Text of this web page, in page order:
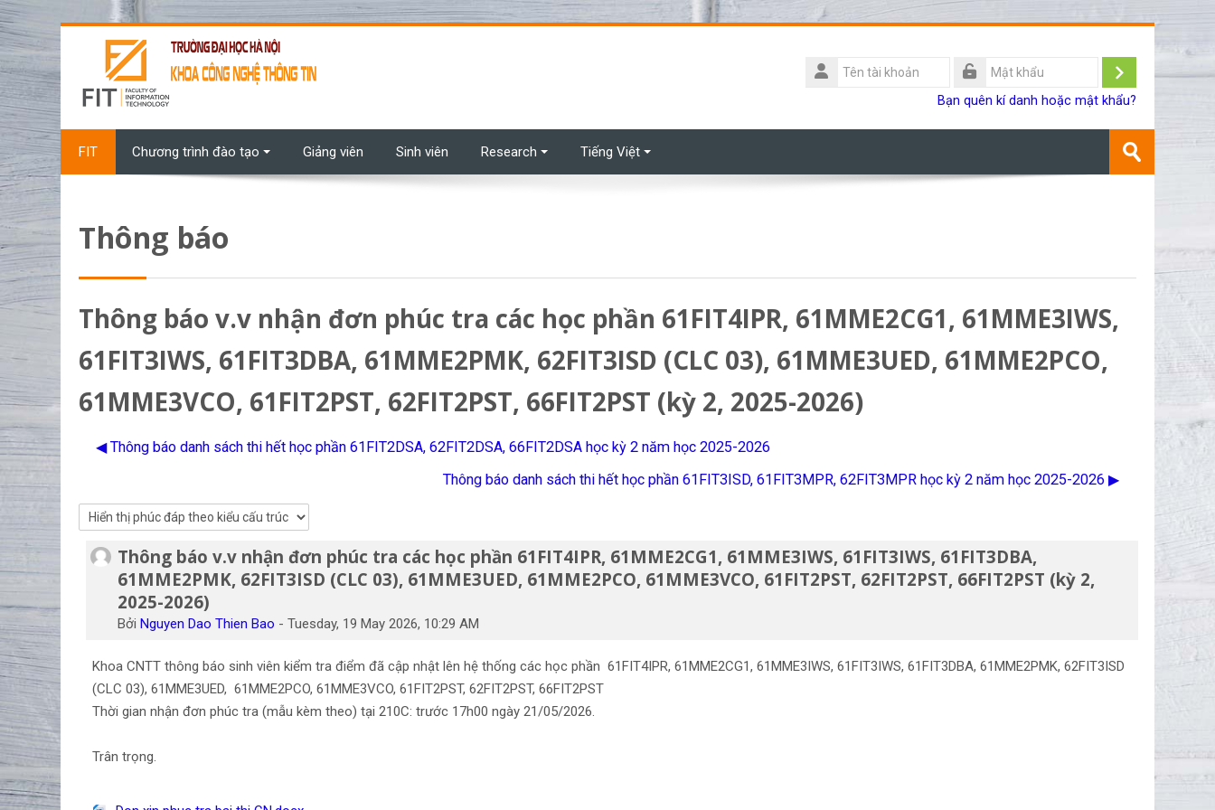
Chuyển tới nội dung chính
Tên
tài
Đăng
Bạn quên kí danh hoặc mật khẩu?
FIT Chương trình đào tạo Giảng viên Sinh viên Research Tiếng Việt
khoá
Gửi
Thông báo
Thông báo v.v nhận đơn phúc tra các học phần 61FIT4IPR, 61MME2CG1, 61MME3IWS,
61FIT3IWS, 61FIT3DBA, 61MME2PMK, 62FIT3ISD (CLC 03), 61MME3UED, 61MME2PCO,
61MME3VCO, 61FIT2PST, 62FIT2PST, 66FIT2PST (kỳ 2, 2025-2026)
◀︎ Thông báo danh sách thi hết học phần 61FIT2DSA, 62FIT2DSA, 66FIT2DSA học kỳ 2 năm học 2025-2026
Thông báo danh sách thi hết học phần 61FIT3ISD, 61FIT3MPR, 62FIT3MPR học kỳ 2 năm học 2025-2026 ▶︎
Thông báo v.v nhận đơn phúc tra các học phần 61FIT4IPR, 61MME2CG1, 61MME3IWS, 61FIT3IWS, 61FIT3DBA,
61MME2PMK, 62FIT3ISD (CLC 03), 61MME3UED, 61MME2PCO, 61MME3VCO, 61FIT2PST, 62FIT2PST, 66FIT2PST (kỳ 2,
2025-2026)
BởiNguyen Dao Thien Bao -Tuesday, 19 May 2026, 10:29 AM
Số lượng các câu trả lời: 0
Khoa CNTT thông báo sinh viên kiểm tra điểm đã cập nhật lên hệ thống các học phần 61FIT4IPR, 61MME2CG1, 61MME3IWS, 61FIT3IWS, 61FIT3DBA, 61MME2PMK, 62FIT3ISD
(CLC 03), 61MME3UED, 61MME2PCO, 61MME3VCO, 61FIT2PST, 62FIT2PST, 66FIT2PST
Thời gian nhận đơn phúc tra (mẫu kèm theo) tại 210C: trước 17h00 ngày 21/05/2026.
Trân trọng.